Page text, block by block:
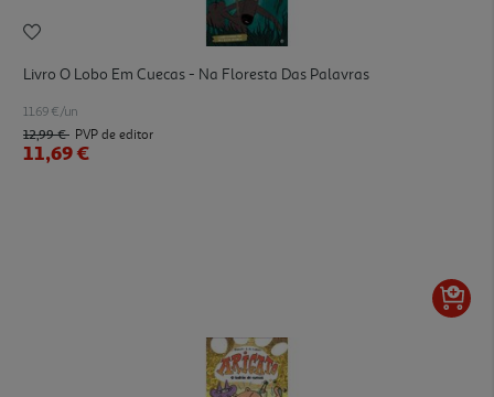
Livro O Lobo Em Cuecas - Na Floresta Das Palavras
11.69 €/un
12,99 € PVP de editor
11,69 €